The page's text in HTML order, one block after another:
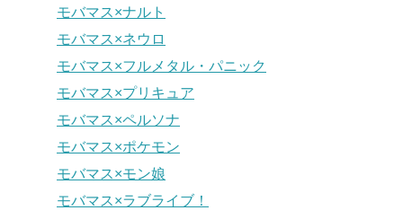
モバマス×ナルト
モバマス×ネウロ
モバマス×フルメタル・パニック
モバマス×プリキュア
モバマス×ペルソナ
モバマス×ポケモン
モバマス×モン娘
モバマス×ラブライブ！